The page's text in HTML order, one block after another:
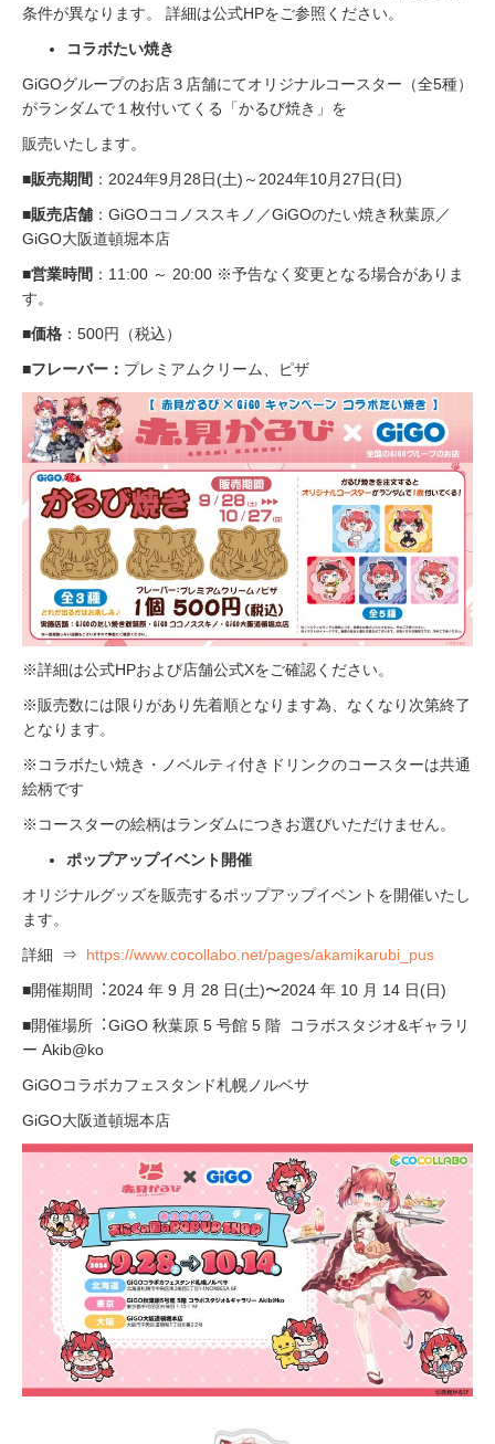
条件が異なります。 詳細は公式HPをご参照ください。
コラボたい焼き
GiGOグループのお店３店舗にてオリジナルコースター（全5種）
がランダムで１枚付いてくる「かるび焼き」を
販売いたします。
■販売期間 ：2024年9月28日(土)～2024年10月27日(日)
■販売店舗 ：GiGOココノススキノ／GiGOのたい焼き秋葉原／
GiGO大阪道頓堀本店
■営業時間 ：11:00 ～ 20:00 ※予告なく変更となる場合がありま
す。
■価格 ：500円（税込）
■フレーバー： プレミアムクリーム、ピザ
※詳細は公式HPおよび店舗公式Xをご確認ください。
※販売数には限りがあり先着順となります為、なくなり次第終了
となります。
※コラボたい焼き・ノベルティ付きドリンクのコースターは共通
絵柄です
※コースターの絵柄はランダムにつきお選びいただけません。
ポップアップイベント開催
オリジナルグッズを販売するポップアップイベントを開催いたし
ます。
詳細 ⇒ https://www.cocollabo.net/pages/akamikarubi_pus
■開催期間︓2024 年 9 月 28 日(土)〜2024 年 10 月 14 日(日)
■開催場所︓GiGO 秋葉原 5 号館 5 階 コラボスタジオ&ギャラリ
ー Akib@ko
GiGOコラボカフェスタンド札幌ノルベサ
GiGO大阪道頓堀本店